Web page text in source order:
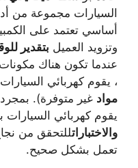
السيارات مجموعة من
أساسي تعتمد على
وتزويد العميل بتقدير
عندما تكون هناك مكونات
، يقوم كهربائي السيارات
مواد غير متوفرة). بمجرد
يقوم كهربائي السيارات
والاختباراتللتحقق من
تعمل بشكل صحيح.